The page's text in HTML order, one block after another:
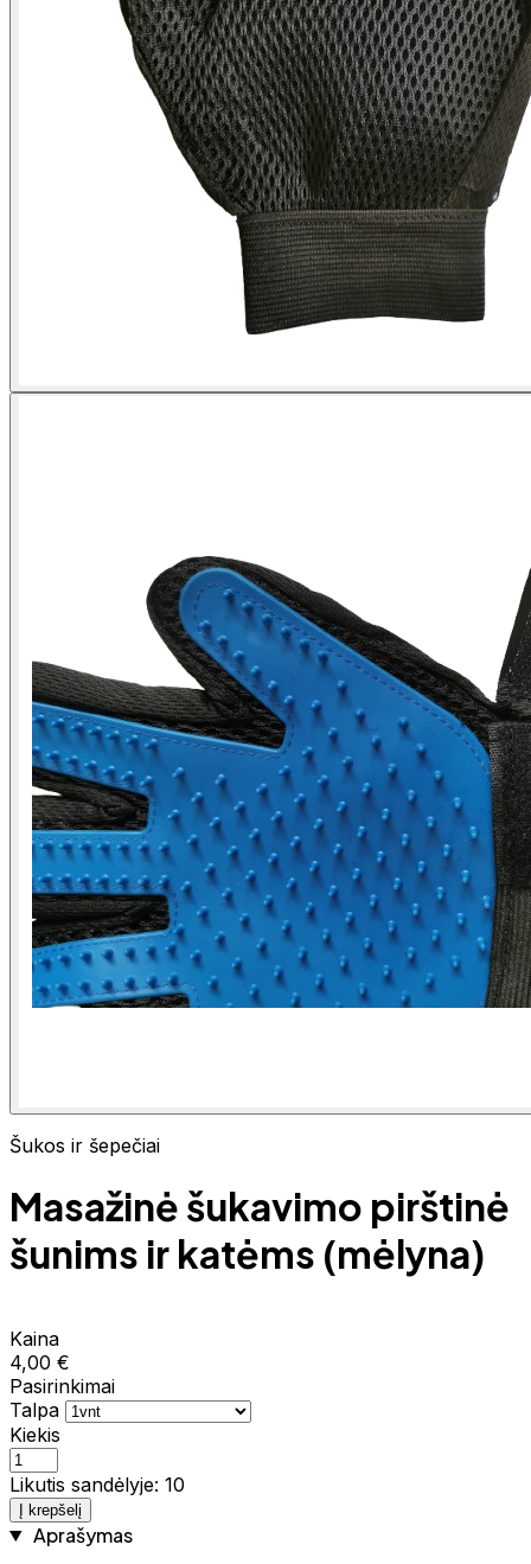
Šukos ir šepečiai
Masažinė šukavimo pirštinė
šunims ir katėms (mėlyna)
Kaina
4,00 €
Pasirinkimai
Talpa
Kiekis
Likutis sandėlyje: 10
Į krepšelį
Aprašymas